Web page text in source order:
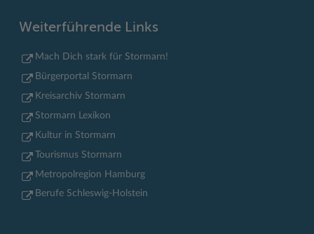
Weiterführende Links
Mach Dich stark für Stormarn!
Bürgerportal Stormarn
Kreisarchiv Stormarn
Stormarn Lexikon
Kultur in Stormarn
Tourismus Stormarn
Metropolregion Hamburg
Berufe Schleswig-Holstein